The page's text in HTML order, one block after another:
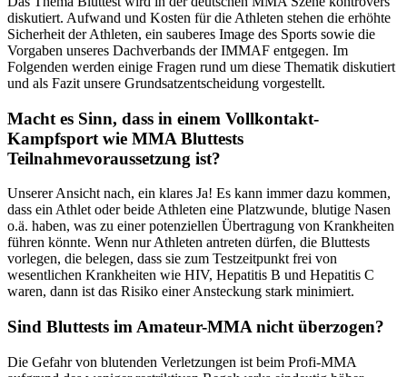
diskutiert. Aufwand und Kosten für die Athleten stehen die erhöhte
Sicherheit der Athleten, ein sauberes Image des Sports sowie die
Vorgaben unseres Dachverbands der IMMAF entgegen. Im
Folgenden werden einige Fragen rund um diese Thematik diskutiert
und als Fazit unsere Grundsatzentscheidung vorgestellt.
Macht es Sinn, dass in einem Vollkontakt-
Kampfsport wie MMA Bluttests
Teilnahmevoraussetzung ist?
Unserer Ansicht nach, ein klares Ja! Es kann immer dazu kommen,
dass ein Athlet oder beide Athleten eine Platzwunde, blutige Nasen
o.ä. haben, was zu einer potenziellen Übertragung von Krankheiten
führen könnte. Wenn nur Athleten antreten dürfen, die Bluttests
vorlegen, die belegen, dass sie zum Testzeitpunkt frei von
wesentlichen Krankheiten wie HIV, Hepatitis B und Hepatitis C
waren, dann ist das Risiko einer Ansteckung stark minimiert.
Sind Bluttests im Amateur-MMA nicht überzogen?
Die Gefahr von blutenden Verletzungen ist beim Profi-MMA